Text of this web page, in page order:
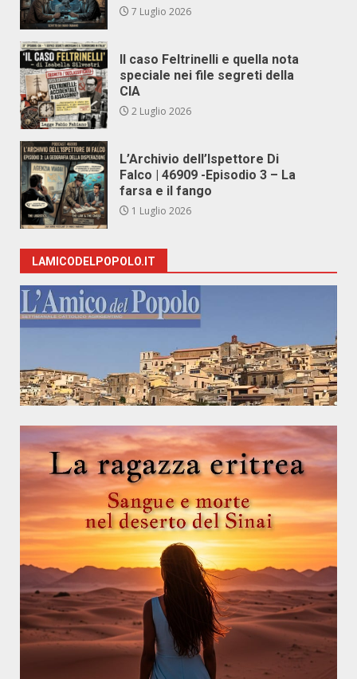
7 Luglio 2026
Il caso Feltrinelli e quella nota
speciale nei file segreti della
CIA
2 Luglio 2026
L’Archivio dell’Ispettore Di
Falco | 46909 -Episodio 3 – La
farsa e il fango
1 Luglio 2026
LAMICODELPOPOLO.IT